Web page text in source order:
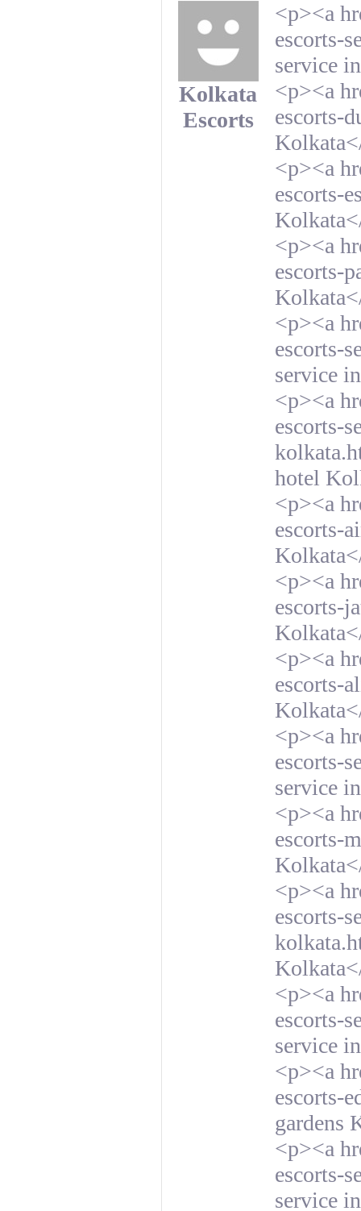
Kolkata
Escorts
<p><a
escorts-
service
<p><a
escorts-
<p><a
escorts-
<p><a
escorts-
<p><a
escorts-
service
<p><a
escorts-
hotel
<p><a
escorts-
<p><a
escorts-
<p><a
escorts-
<p><a
escorts-
service
<p><a
escorts-
<p><a
escorts-
<p><a
escorts-
service
<p><a
escorts-
gardens
<p><a
escorts-
service